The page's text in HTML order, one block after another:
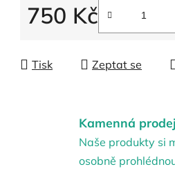
750 Kč
Tisk Zeptat se
Kamenná
Naše produkty si
osobně